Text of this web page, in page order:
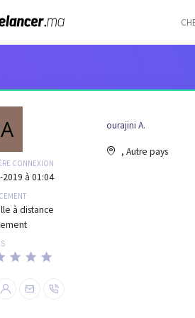
CONNEXION
2019 à 01:04
à distance
ourajini A.
, Autre pays